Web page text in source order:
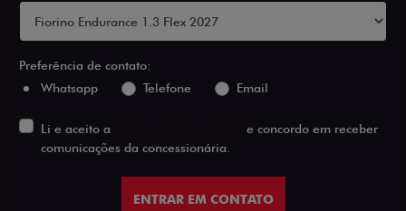
Preferência de contato:
Whatsapp
Telefone Email
Li e aceito a
e concordo em receber
comunicações da concessionária.
ENTRAR EM CONTATO